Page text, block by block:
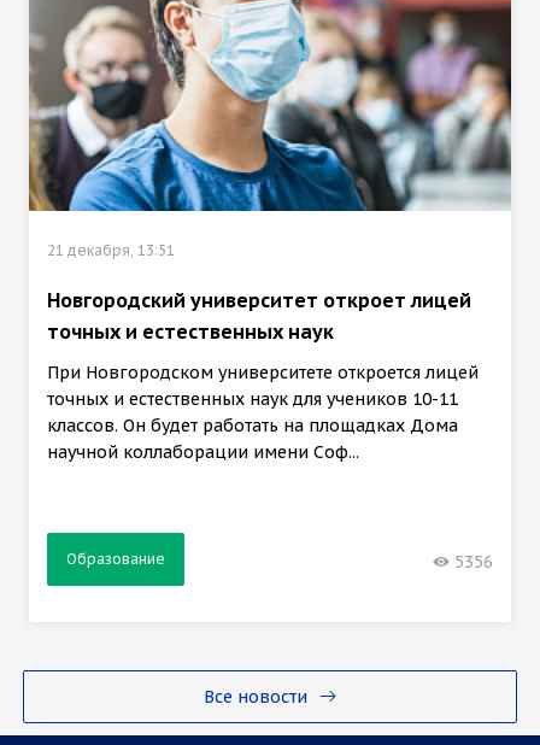
Все новости
21 декабря, 13:51
Новгородский университет откроет лицей
точных и естественных наук
При Новгородском университете откроется лицей
точных и естественных наук для учеников 10-11
классов. Он будет работать на площадках Дома
научной коллаборации имени Соф...
Образование 5356